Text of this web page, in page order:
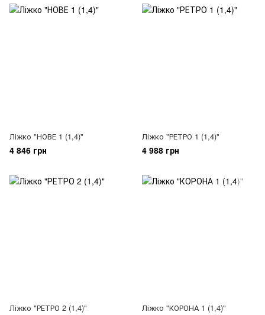
Ліжко "НОВЕ 1 (1,4)"
4 846 грн
Ліжко "РЕТРО 1 (1,4)"
4 988 грн
Ліжко "РЕТРО 2 (1,4)" Ліжко "КОРОНА 1 (1,4)"